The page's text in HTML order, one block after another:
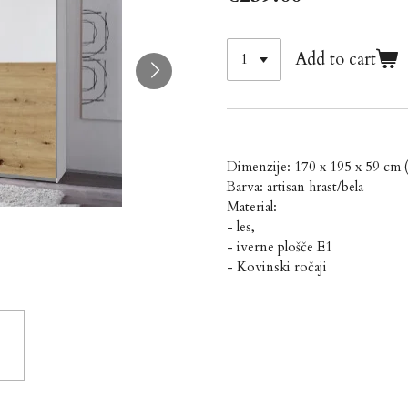
Add to cart
Dimenzije: 170 x 195 x 59 cm
Barva: artisan hrast/bela
Material:
- les,
- iverne plošče E1
- Kovinski ročaji